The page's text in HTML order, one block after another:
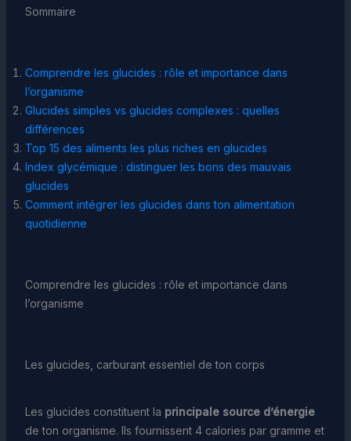
Sommaire
Comprendre les glucides : rôle et importance dans
l’organisme
Glucides simples vs glucides complexes : quelles
différences
Top 15 des aliments les plus riches en glucides
Index glycémique : distinguer les bons des mauvais
glucides
Comment intégrer les glucides dans ton alimentation
quotidienne
Comprendre les glucides : rôle et importance dans
l’organisme
Les glucides, carburant essentiel de ton corps
Les glucides constituent la principale source d’énergie
de ton organisme. Ils fournissent 4 calories par gramme et